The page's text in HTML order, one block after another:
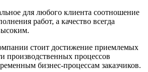
для любого клиента соотношение
работ, а качество всегда
стоит достижение приемлемых
производственных процессов
бизнес-процессам заказчиков.